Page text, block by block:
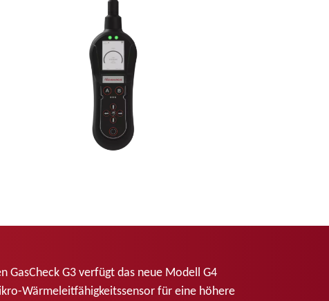
GasCheck G3 verfügt das neue Modell G4
Wärmeleitfähigkeitssensor für eine höhere